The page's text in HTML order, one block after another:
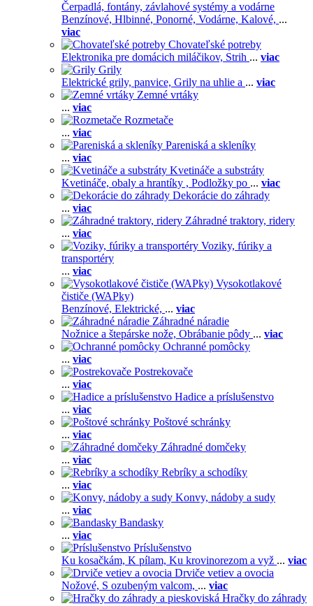
Čerpadlá, fontány, závlahové systémy a vodárne
Benzínové, Hlbinné, Ponorné, Vodárne, Kalové, ...
viac
Chovateľské potreby
Elektronika pre domácich miláčikov, Strih ... viac
Grily
Elektrické grily, panvice, Grily na uhlie a ... viac
Zemné vrtáky
... viac
Rozmetače
... viac
Pareniská a skleníky
... viac
Kvetináče a substráty
Kvetináče, obaly a hrantíky , Podložky po ... viac
Dekorácie do záhrady
... viac
Záhradné traktory, ridery
... viac
Voziky, fúriky a
transportéry
... viac
Vysokotlakové
čističe (WAPky)
Benzínové, Elektrické, ... viac
Záhradné náradie
Nožnice a štepárske nože, Obrábanie pôdy ... viac
Ochranné pomôcky
... viac
Postrekovače
... viac
Hadice a príslušenstvo
... viac
Poštové schránky
... viac
Záhradné domčeky
... viac
Rebríky a schodíky
... viac
Konvy, nádoby a sudy
... viac
Bandasky
... viac
Príslušenstvo
Ku kosačkám, K pílam, Ku krovinorezom a vyž ... viac
Drviče vetiev a ovocia
Nožové, S ozubeným valcom, ... viac
Hračky do záhrady